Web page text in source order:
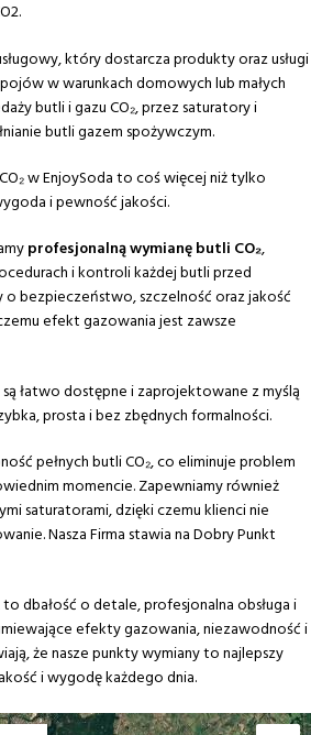
który dostarcza produkty oraz usługi
w warunkach domowych lub małych
butli i gazu CO₂, przez saturatory i
butli gazem spożywczym.
w EnjoySoda to coś więcej niż tylko
i pewność jakości.
profesjonalną wymianę butli CO₂,
i kontroli każdej butli przed
o bezpieczeństwo, szczelność oraz jakość
efekt gazowania jest zawsze
łatwo dostępne i zaprojektowane z myślą
prosta i bez zbędnych formalności.
pełnych butli CO₂, co eliminuje problem
momencie. Zapewniamy również
saturatorami, dzięki czemu klienci nie
Nasza Firma stawia na Dobry Punkt
dbałość o detale, profesjonalna obsługa i
efekty gazowania, niezawodność i
że nasze punkty wymiany to najlepszy
i wygodę każdego dnia.